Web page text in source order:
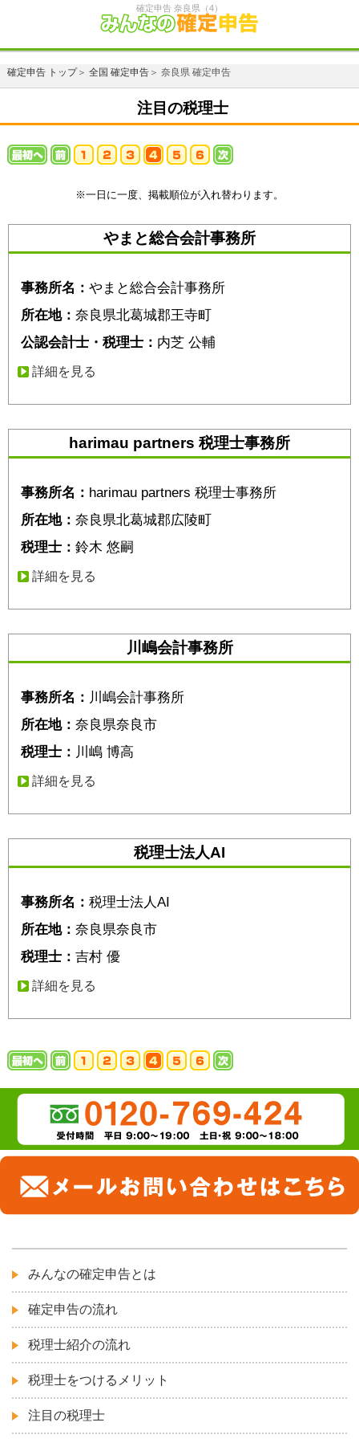
確定申告 奈良県（4）
確定申告 トップ＞ 全国 確定申告＞ 奈良県 確定申告
注目の税理士
※一日に一度、掲載順位が入れ替わります。
やまと総合会計事務所
事務所名： やまと総合会計事務所
所在地： 奈良県北葛城郡王寺町
公認会計士・税理士： 内芝 公輔
詳細を見る
harimau partners 税理士事務所
事務所名： harimau partners 税理士事務所
所在地： 奈良県北葛城郡広陵町
税理士： 鈴木 悠嗣
詳細を見る
川嶋会計事務所
事務所名： 川嶋会計事務所
所在地： 奈良県奈良市
税理士： 川嶋 博高
詳細を見る
税理士法人AI
事務所名： 税理士法人AI
所在地： 奈良県奈良市
税理士： 吉村 優
詳細を見る
みんなの確定申告とは
確定申告の流れ
税理士紹介の流れ
税理士をつけるメリット
注目の税理士